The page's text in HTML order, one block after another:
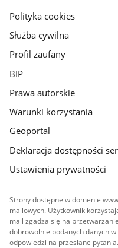
gov.pl
Polityka cookies
Służba cywilna
Profil zaufany
BIP
Prawa autorskie
Warunki korzystania
Geoportal
Deklaracja dostępności
Ustawienia prywatności
Strony dostępne w domenie
mailowych. Użytkownik
mail zgadza się na
dobrowolnie podanych danych
odpowiedzi na przesłane